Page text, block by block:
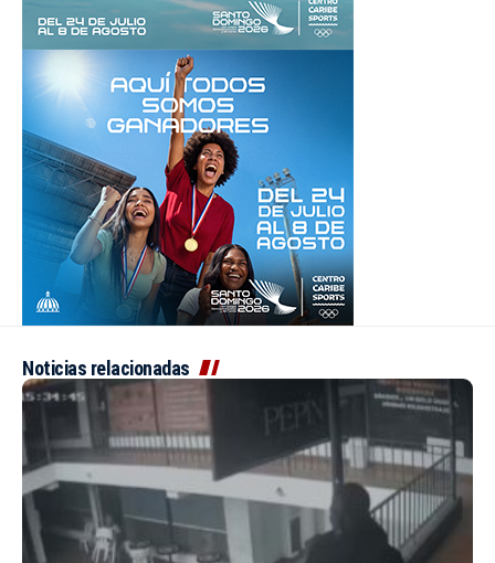
Noticias relacionadas